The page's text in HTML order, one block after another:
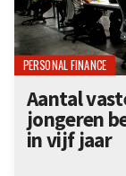
PERSONAL FINANCE
Aantal
jongeren
in vijf jaar